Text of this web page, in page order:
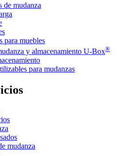
de mudanza
para muebles
y almacenamiento U-Box®
para mudanzas
mudanza